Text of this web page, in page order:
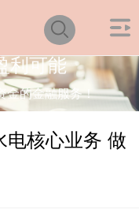
利可能
金的金融服务！
核心业务 做